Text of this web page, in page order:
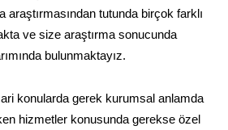
araştırmasından tutunda birçok farklı
ve size araştırma sonucunda
bulunmaktayız.
konularda gerek kurumsal anlamda
hizmetler konusunda gerekse özel